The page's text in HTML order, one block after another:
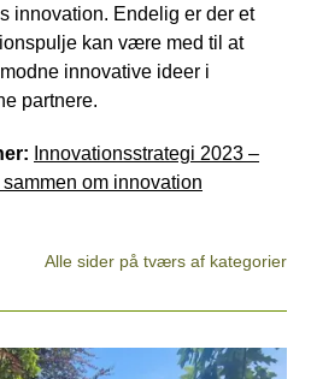
innovation. Endelig er der et
kan være med til at
innovative ideer i
partnere.
Innovationsstrategi 2023 –
om innovation
Alle sider på tværs af kategorier